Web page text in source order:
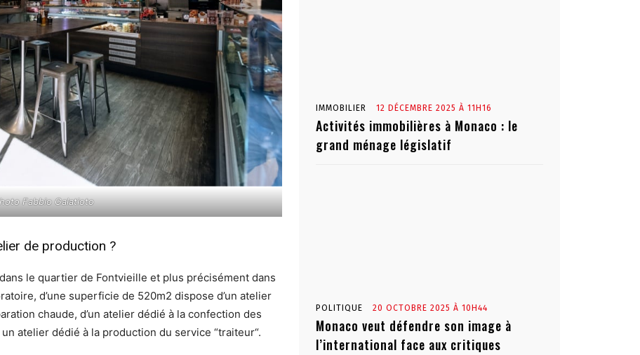
Fabbio Galatioto
de production ?
le quartier de Fontvieille et plus précisément dans
d’une superficie de 520m2 dispose d’un atelier
chaude, d’un atelier dédié à la confection des
atelier dédié à la production du service “traiteur“.
IMMOBILIER 12 DÉCEMBRE 2025 À 11H16
Activités immobilières à Monaco : le
grand ménage législatif
POLITIQUE 20 OCTOBRE 2025 À 10H44
Monaco veut défendre son image à
l’international face aux critiques